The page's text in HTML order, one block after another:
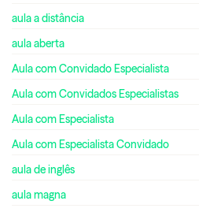
aula a distância
aula aberta
Aula com Convidado Especialista
Aula com Convidados Especialistas
Aula com Especialista
Aula com Especialista Convidado
aula de inglês
aula magna